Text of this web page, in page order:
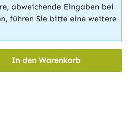
abweichende Eingaben bei
führen Sie bitte eine weitere
gewünschten Wert
In den Warenkorb